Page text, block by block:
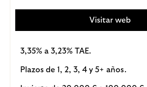
Visitar web
3,35% a 3,23% TAE.
Plazos de 1, 2, 3, 4 y 5+ años.